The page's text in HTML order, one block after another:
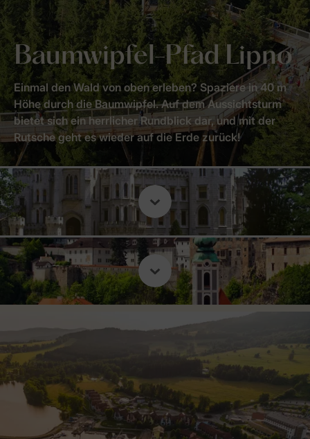
Baumwipfel-Pfad Lipno
Einmal den Wald von oben erleben? Spaziere in 40 m
Höhe durch die Baumwipfel. Auf dem Aussichtsturm
bietet sich ein herrlicher Rundblick dar, und mit der
Rutsche geht es wieder auf die Erde zurück!